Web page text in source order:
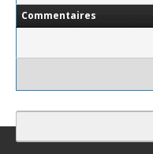
Commentaires
Contact Club Affiliation